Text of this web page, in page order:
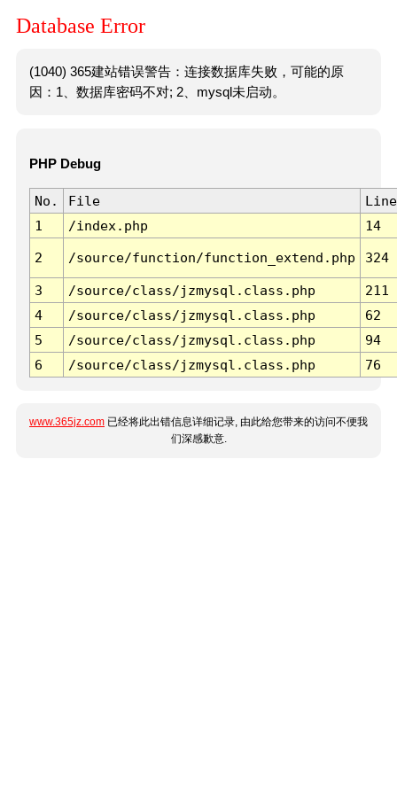
Database Error
(1040) 365建站错误警告：连接数据库失败，可能的原
因：1、数据库密码不对; 2、mysql未启动。
PHP Debug
No. File
Line
1
/index.php 14
2 /source/function/function_extend.php 324
3 /source/class/jzmysql.class.php
211
4
/source/class/jzmysql.class.php
62
5
/source/class/jzmysql.class.php
94
6
/source/class/jzmysql.class.php 76
www.365jz.com 已经将此出错信息详细记录, 由此给您带来的访问不便我
们深感歉意.